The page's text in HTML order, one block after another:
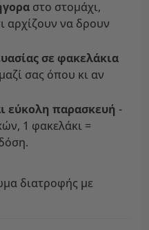
στο στομάχι,
αρχίζουν να δρουν
σε φακελάκια
σας όπου κι αν
εύκολη παρασκευή -
1 φακελάκι =
διατροφής με